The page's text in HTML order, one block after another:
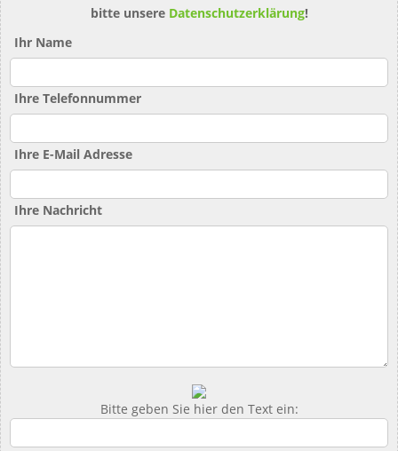
bitte unsere Datenschutzerklärung!
Ihr Name
Ihre Telefonnummer
Ihre E-Mail Adresse
Ihre Nachricht
Bitte geben Sie hier den Text ein: